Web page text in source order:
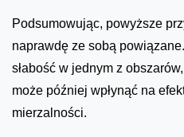
Podsumowując, powyższe
naprawdę ze sobą
słabość w jednym z
może później wpłynąć na
mierzalności.